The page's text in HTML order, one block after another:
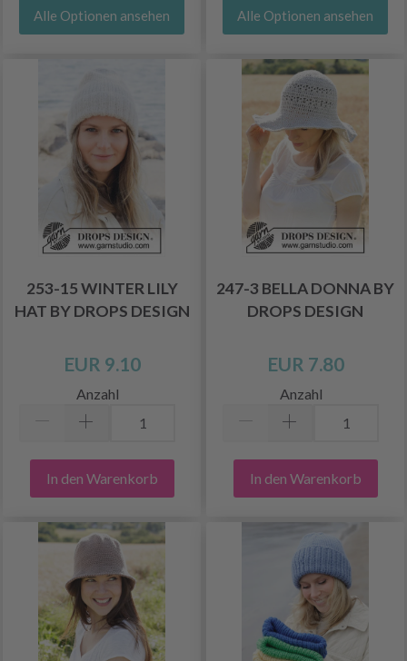
Alle Optionen ansehen Alle Optionen ansehen
253-15 WINTER LILY
HAT BY DROPS DESIGN
EUR 9.10
Anzahl
In den Warenkorb
247-3 BELLA DONNA BY
DROPS DESIGN
EUR 7.80
Anzahl
In den Warenkorb